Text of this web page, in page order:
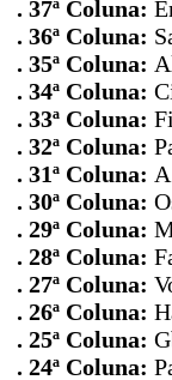
. 37ª Coluna:
. 36ª Coluna:
. 35ª Coluna:
. 34ª Coluna:
. 33ª Coluna:
. 32ª Coluna:
. 31ª Coluna:
. 30ª Coluna:
. 29ª Coluna:
. 28ª Coluna:
. 27ª Coluna:
. 26ª Coluna:
. 25ª Coluna:
. 24ª Coluna: